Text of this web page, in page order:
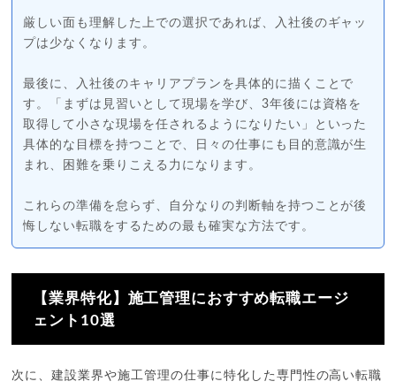
厳しい面も理解した上での選択であれば、入社後のギャッ
プは少なくなります。
最後に、入社後のキャリアプランを具体的に描くことで
す。「まずは見習いとして現場を学び、3年後には資格を
取得して小さな現場を任されるようになりたい」といった
具体的な目標を持つことで、日々の仕事にも目的意識が生
まれ、困難を乗りこえる力になります。
これらの準備を怠らず、自分なりの判断軸を持つことが後
悔しない転職をするための最も確実な方法です。
【業界特化】施工管理におすすめ転職エージ
ェント10選
次に、建設業界や施工管理の仕事に特化した専門性の高い転職